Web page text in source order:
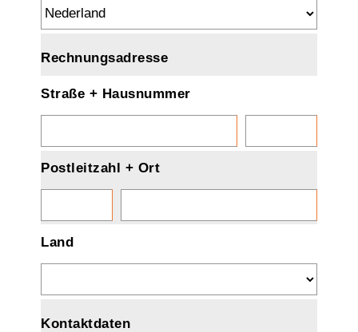
Rechnungsadresse
Straße + Hausnummer
Postleitzahl + Ort
Land
Kontaktdaten